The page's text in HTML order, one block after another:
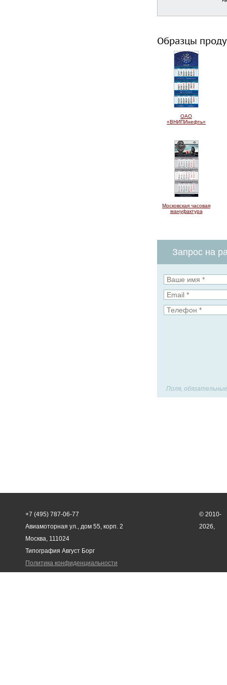
Образцы
ОАО
«ВНИПИнефть»
Московская часовая
мануфактура
Запрос на
Поля,
+7 (495) 787-06-77
Авиамоторная ул., дом 55, корп. 2
Москва, 111024
© 2010-
2026,
Типография Август Борг
Политика конфиденциальности